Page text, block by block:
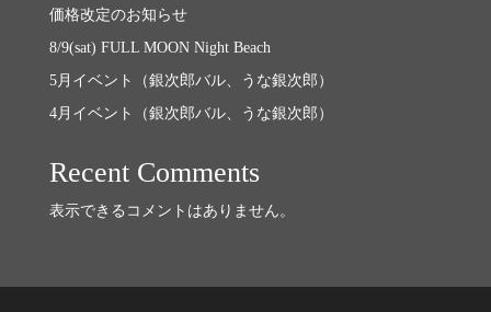
価格改定のお知らせ
8/9(sat) FULL MOON Night Beach
5月イベント（銀次郎バル、うな銀次郎）
4月イベント（銀次郎バル、うな銀次郎）
Recent Comments
表示できるコメントはありません。